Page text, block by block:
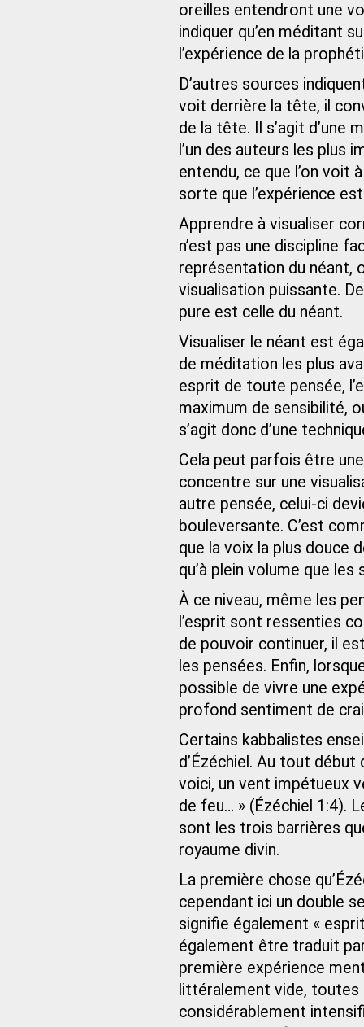
oreilles entendront une
indiquer qu’en méditant
l’expérience de la
D’autres sources
voit derrière la tête, il
de la tête. Il s’agit d’une
l’un des auteurs les plus
entendu, ce que l’on voit
sorte que l’expérience
Apprendre à visualiser
n’est pas une discipline
représentation du néant,
visualisation puissante.
pure est celle du néant.
Visualiser le néant est
de méditation les plus
esprit de toute pensée,
maximum de sensibilité,
s’agit donc d’une
Cela peut parfois être
concentre sur une
autre pensée, celui-ci
bouleversante. C’est
que la voix la plus douce
qu’à plein volume que
À ce niveau, même les
l’esprit sont ressenties
de pouvoir continuer, il
les pensées. Enfin,
possible de vivre une
profond sentiment de
Certains kabbalistes
d’Ézéchiel. Au tout
voici, un vent impétueux
de feu… » (Ézéchiel 1:4).
sont les trois barrières
royaume divin.
La première chose
cependant ici un double
signifie également «
également être traduit
première expérience
littéralement vide, toutes
considérablement